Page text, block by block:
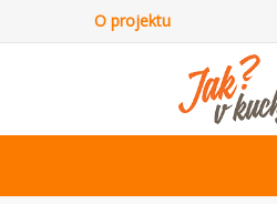
O projektu